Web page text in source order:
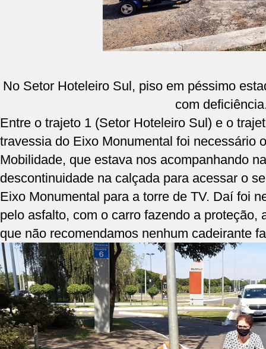
No Setor Hoteleiro Sul, piso em péssimo
com
Entre o trajeto 1 (Setor Hoteleiro Sul) e o
travessia do Eixo Monumental foi necessário
Mobilidade, que estava nos acompanhando
descontinuidade na calçada para acessar o
Eixo Monumental para a torre de TV. Daí foi
pelo asfalto, com o carro fazendo a proteção,
que não recomendamos nenhum cadeirante